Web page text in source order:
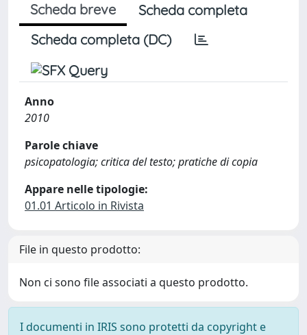
Scheda breve
Scheda completa
Scheda completa (DC)
Anno
2010
Parole chiave
psicopatologia; critica del testo; pratiche di copia
Appare nelle tipologie:
01.01 Articolo in Rivista
File in questo prodotto:
Non ci sono file associati a questo prodotto.
I documenti in IRIS sono protetti da copyright e